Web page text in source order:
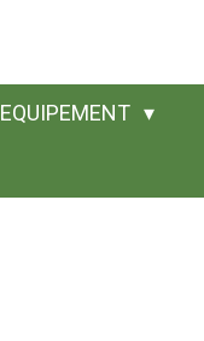
EQUIPEMENT